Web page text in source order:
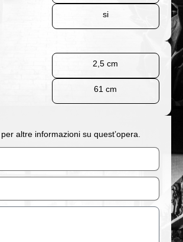
si
2,5 cm
61 cm
altre informazioni su quest’opera.